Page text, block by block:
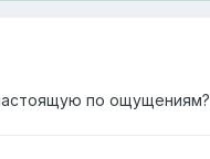
по ощущениям?